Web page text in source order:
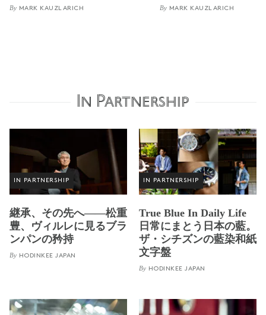
By MARK KAUZLARICH By MARK KAUZLARICH
In Partnership
IN PARTNERSHIP
継承、その先へ——松重
豊、ヴィルレに見るブラ
ンパンの矜持
By HODINKEE JAPAN
IN PARTNERSHIP
True Blue In Daily Life
日常にまとう日本の藍。
ザ・シチズンの藍染和紙
文字盤
By HODINKEE JAPAN